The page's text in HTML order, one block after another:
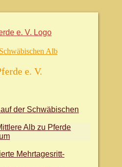
Alb
e. V.
der Schwäbischen
Alb zu Pferde
Mehrtagesritt-